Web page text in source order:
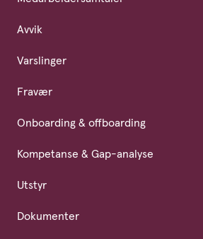
Avvik
Varslinger
Fravær
Onboarding & offboarding
Kompetanse & Gap-analyse
Utstyr
Dokumenter